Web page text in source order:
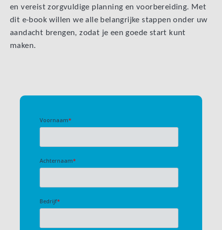
en vereist zorgvuldige planning en voorbereiding. Met
dit e-book willen we alle belangrijke stappen onder uw
aandacht brengen, zodat je een goede start kunt
maken.